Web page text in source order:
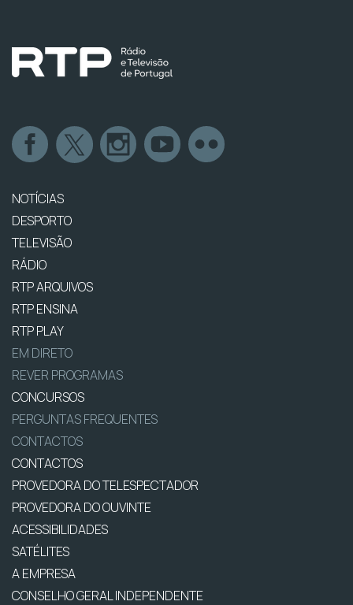
NOTÍCIAS
DESPORTO
TELEVISÃO
RÁDIO
RTP ARQUIVOS
RTP ENSINA
RTP PLAY
EM DIRETO
REVER PROGRAMAS
CONCURSOS
PERGUNTAS FREQUENTES
CONTACTOS
CONTACTOS
PROVEDORA DO TELESPECTADOR
PROVEDORA DO OUVINTE
ACESSIBILIDADES
SATÉLITES
A EMPRESA
CONSELHO GERAL INDEPENDENTE